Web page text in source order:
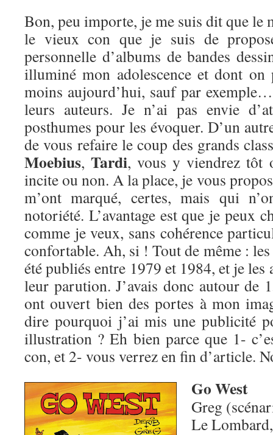
Bon, peu importe, je me suis dit que le
le vieux con que je suis de
personnelle d’albums de bandes
illuminé mon adolescence et dont on
moins aujourd’hui, sauf par
leurs auteurs. Je n’ai pas envie
posthumes pour les évoquer. D’un
de vous refaire le coup des grands
Moebius,Tardi, vous y viendrez tôt
incite ou non. A la place, je vous
m’ont marqué, certes, mais qui
notoriété. L’avantage est que je peux
comme je veux, sans cohérence
confortable. Ah, si ! Tout de même :
été publiés entre 1979 et 1984, et je les
leur parution. J’avais donc autour de
ont ouvert bien des portes à mon
dire pourquoi j’ai mis une publicité
illustration ? Eh bien parce que 1-
con, et 2- vous verrez en fin d’article.
Go West
Greg
Le